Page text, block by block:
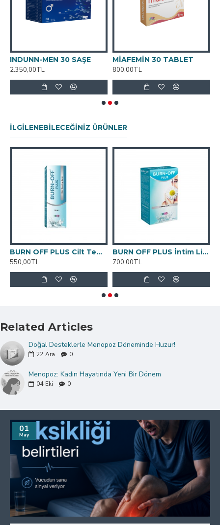
INDUNN-MEN 30 SAŞE
2.350,00TL
MİAFEMİN 30 TABLET
800,00TL
İLGILENEBILECEĞINIZ ÜRÜNLER
BURN OFF PLUS Cilt Temizleme Spreyi 100 ML
550,00TL
BURN OFF PLUS İntim Likit 250 ML
700,00TL
Related Articles
Doğal Desteklerle Menopoz Döneminde Huzur!
22 Ara 0
Menopoz: Kadın Hayatında Yeni Bir Dönem
04 Eki 0
01
May